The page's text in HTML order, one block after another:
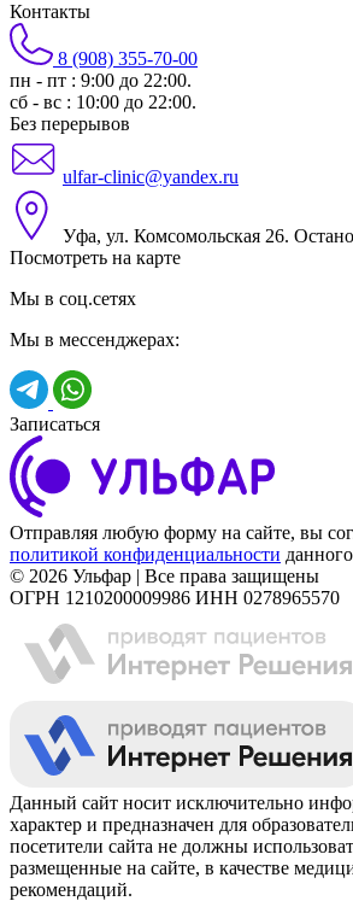
Контакты
8 (908) 355-70-00
пн - пт : 9:00 до 22:00.
сб - вс : 10:00 до 22:00.
Без перерывов
ulfar-clinic@yandex.ru
Уфа, ул. Комсомольская 26.
Посмотреть на карте
Мы в соц.сетях
Мы в мессенджерах:
Записаться
Отправляя любую форму на сайте, вы
политикой конфиденциальности
© 2026 Ульфар | Все права защищены
ОГРН 1210200009986 ИНН 0278965570
Данный сайт носит исключительно
характер и предназначен для
посетители сайта не должны
размещенные на сайте, в качестве
рекомендаций.